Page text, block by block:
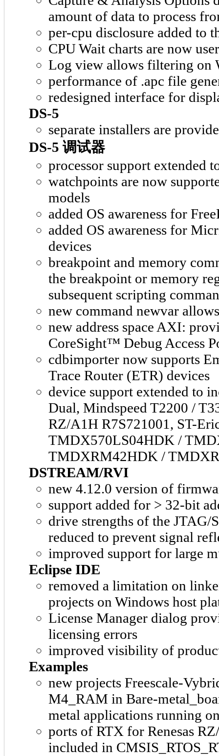
amount of data to process
per-cpu disclosure added to
CPU Wait charts are now
Log view allows filtering on
performance of .apc file
redesigned interface for
DS-5
separate installers are
DS-5 调试器
processor support extended
watchpoints are now
models
added OS awareness for
added OS awareness for
devices
breakpoint and memory
the breakpoint or memory
subsequent scripting
new command newvar
new address space AXI:
CoreSight™ Debug Access
cdbimporter now supports
Trace Router (ETR) devices
device support extended to
Dual, Mindspeed T2200 /
RZ/A1H R7S721001, ST-
TMDX570LS04HDK /
TMDXRM42HDK /
DSTREAM/RVI
new 4.12.0 version of
support added for > 32-bit
drive strengths of the JTAG/
reduced to prevent signal
improved support for large
Eclipse IDE
removed a limitation on
projects on Windows host
License Manager dialog
licensing errors
improved visibility of
Examples
new projects Freescale-
M4_RAM in Bare-
metal applications running
ports of RTX for Renesas
included in